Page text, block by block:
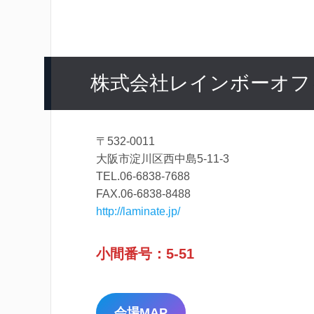
株式会社レインボーオ
〒532-0011
大阪市淀川区西中島5-11-3
TEL.06-6838-7688
FAX.06-6838-8488
http://laminate.jp/
小間番号：5-51